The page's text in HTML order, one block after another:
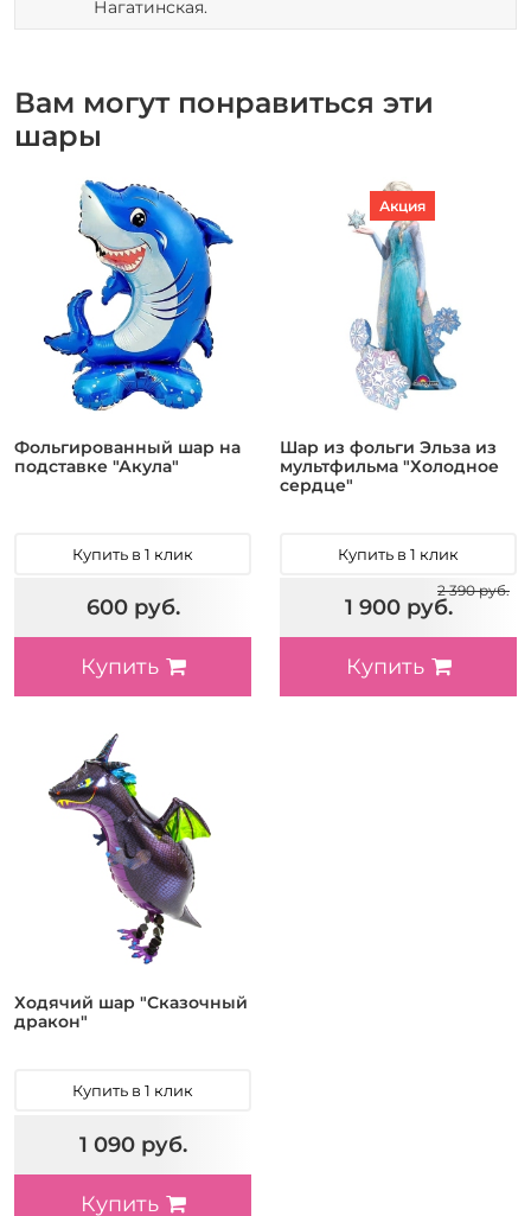
Нагатинская.
Вам могут понравиться эти
шары
Фольгированный шар на
подставке "Акула"
Купить в 1 клик
600 руб.
Купить
Акция
Шар из фольги Эльза из
мультфильма "Холодное
сердце"
Купить в 1 клик
2 390 руб.
1 900 руб.
Купить
Ходячий шар "Сказочный
дракон"
Купить в 1 клик
1 090 руб.
Купить